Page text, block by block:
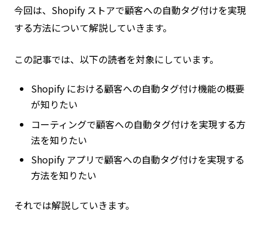
今回は、Shopify ストアで顧客への自動タグ付けを実現
する方法について解説していきます。
この記事では、以下の読者を対象にしています。
Shopify における顧客への自動タグ付け機能の概要
が知りたい
コーティングで顧客への自動タグ付けを実現する方
法を知りたい
Shopify アプリで顧客への自動タグ付けを実現する
方法を知りたい
それでは解説していきます。